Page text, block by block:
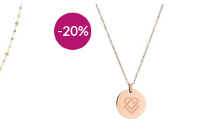
-20%